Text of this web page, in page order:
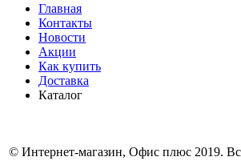
Главная
Контакты
Новости
Акции
Как купить
Доставка
Каталог
© Интернет-магазин, Офис плюс 2019.